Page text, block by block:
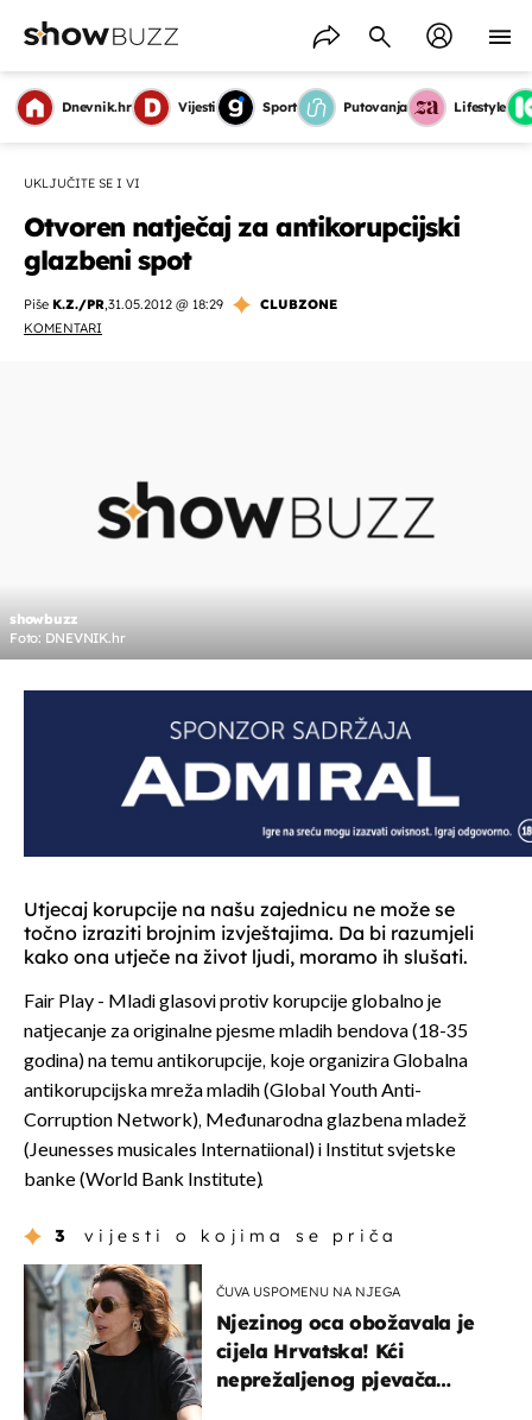
Dnevnik.hr Vijesti Sport Putovanja Lifestyle
UKLJUČITE SE I VI
Otvoren natječaj za antikorupcijski
glazbeni spot
Piše K.Z./PR,31.05.2012 @ 18:29
CLUBZONE
KOMENTARI
showbuzz
Foto: DNEVNIK.hr
Utjecaj korupcije na našu zajednicu ne može se
točno izraziti brojnim izvještajima. Da bi razumjeli
kako ona utječe na život ljudi, moramo ih slušati.
Fair Play - Mladi glasovi protiv korupcije globalno je
natjecanje za originalne pjesme mladih bendova (18-35
godina) na temu antikorupcije, koje organizira Globalna
antikorupcijska mreža mladih (Global Youth Anti-
Corruption Network), Međunarodna glazbena mladež
(Jeunesses musicales Internatiional) i Institut svjetske
banke (World Bank Institute).
3 vijesti o kojima se priča
ČUVA USPOMENU NA NJEGA
Njezinog oca obožavala je
cijela Hrvatska! Kći
neprežaljenog pjevača